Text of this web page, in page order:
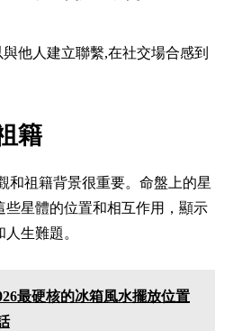
他人建立聯繫,在社交場合感到
籍
和祖籍背景很重要。命盤上的星
些星體的位置和相互作用，顯示
生難題。
最硬核的冰箱風水擺放位置